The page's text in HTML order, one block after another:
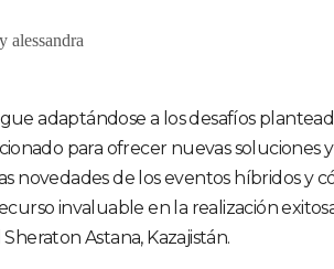
alessandra
adaptándose a los desafíos
para ofrecer nuevas soluciones
novedades de los eventos híbridos y
invaluable en la realización
Astana, Kazajistán.